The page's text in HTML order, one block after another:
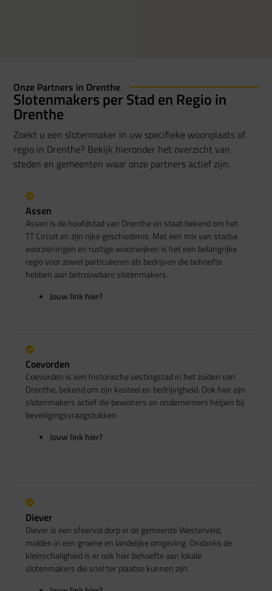
Onze Partners in Drenthe
Slotenmakers per Stad en Regio in
Drenthe
Zoekt u een slotenmaker in uw specifieke woonplaats of
regio in Drenthe? Bekijk hieronder het overzicht van
steden en gemeenten waar onze partners actief zijn.
Assen
Assen is de hoofdstad van Drenthe en staat bekend om het
TT Circuit en zijn rijke geschiedenis. Met een mix van stadse
voorzieningen en rustige woonwijken is het een belangrijke
regio voor zowel particulieren als bedrijven die behoefte
hebben aan betrouwbare slotenmakers.
Jouw link hier?
Coevorden
Coevorden is een historische vestingstad in het zuiden van
Drenthe, bekend om zijn kasteel en bedrijvigheid. Ook hier zijn
slotenmakers actief die bewoners en ondernemers helpen bij
beveiligingsvraagstukken.
Jouw link hier?
Diever
Diever is een sfeervol dorp in de gemeente Westerveld,
midden in een groene en landelijke omgeving. Ondanks de
kleinschaligheid is er ook hier behoefte aan lokale
slotenmakers die snel ter plaatse kunnen zijn.